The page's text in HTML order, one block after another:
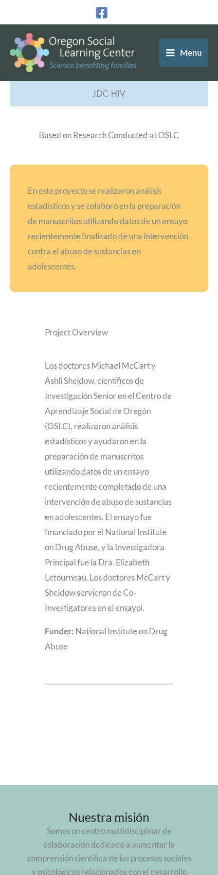
contenido
Menu
JDC-HIV
Based on Research Conducted at OSLC
En este proyecto se realizaron análisis
estadísticos y se colaboró en la preparación
de manuscritos utilizando datos de un ensayo
recientemente finalizado de una intervención
contra el abuso de sustancias en
adolescentes.
Project Overview
Los doctores Michael McCart y
Ashli Sheidow, científicos de
Investigación Senior en el Centro de
Aprendizaje Social de Oregón
(OSLC), realizaron análisis
estadísticos y ayudaron en la
preparación de manuscritos
utilizando datos de un ensayo
recientemente completado de una
intervención de abuso de sustancias
en adolescentes. El ensayo fue
financiado por el National Institute
on Drug Abuse, y la Investigadora
Principal fue la Dra. Elizabeth
Letourneau. Los doctores McCart y
Sheidow servieron de Co-
Investigatores en el ensayol.
Funder: National Institute on Drug
Abuse
Nuestra misión
Somos un centro multidisciplinar de
colaboración dedicado a aumentar la
comprensión científica de los procesos sociales
y psicológicos relacionados con el desarrollo